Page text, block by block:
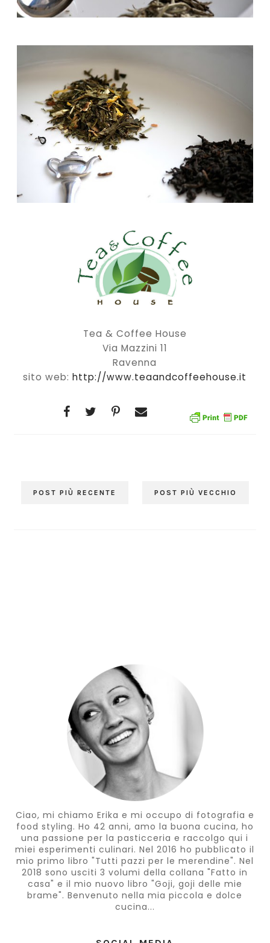
Tea & Coffee House
Via Mazzini 11
Ravenna
sito web:http://www.teaandcoffeehouse.it
POST PIÙ RECENTE POST PIÙ VECCHIO
Ciao, mi chiamo Erika e mi occupo di fotografia e
food styling. Ho 42 anni, amo la buona cucina, ho
una passione per la pasticceria e raccolgo qui i
miei esperimenti culinari. Nel 2016 ho pubblicato il
mio primo libro "Tutti pazzi per le merendine". Nel
2018 sono usciti 3 volumi della collana "Fatto in
casa" e il mio nuovo libro "Goji, goji delle mie
brame". Benvenuto nella mia piccola e dolce
cucina...